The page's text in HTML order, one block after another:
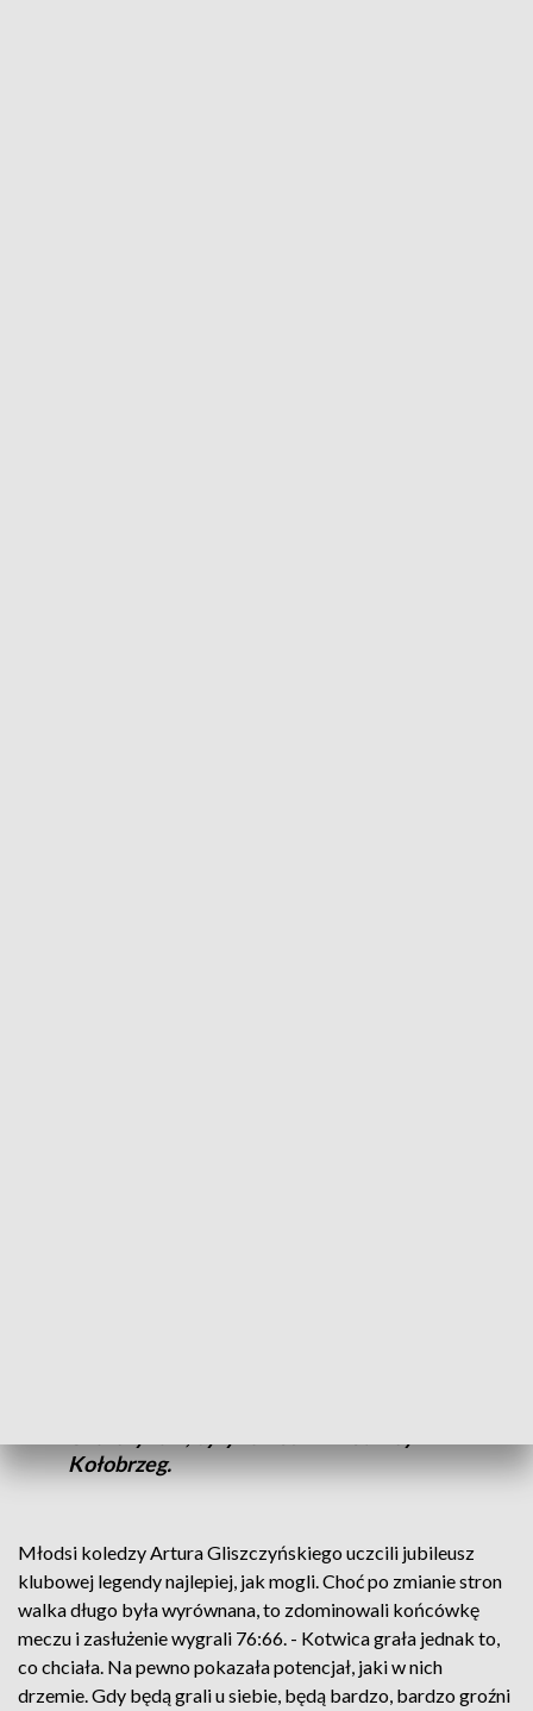
Kołobrzeg.
Młodsi koledzy Artura Gliszczyńskiego uczcili jubileusz
klubowej legendy najlepiej, jak mogli. Choć po zmianie stron
walka długo była wyrównana, to zdominowali końcówkę
meczu i zasłużenie wygrali 76:66. - Kotwica grała jednak to,
co chciała. Na pewno pokazała potencjał, jaki w nich
drzemie. Gdy będą grali u siebie, będą bardzo, bardzo groźni